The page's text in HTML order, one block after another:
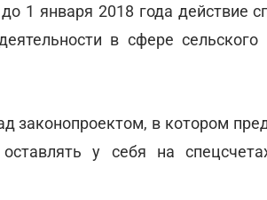
1 января 2018 года действие
в сфере
законопроектом, в котором
у себя на